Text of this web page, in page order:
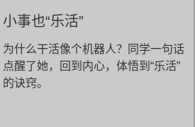
小事也“乐活”
为什么干活像个机器人？同学一句话
点醒了她，回到内心，体悟到“乐活”
的诀窍。